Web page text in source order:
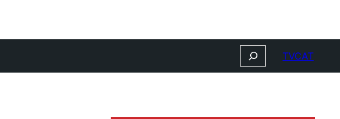
Search TVCAT